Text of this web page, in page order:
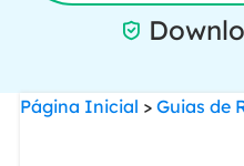

Página Inicial > Guias de